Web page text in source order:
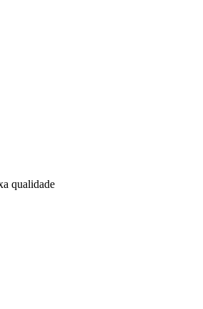
qualidade